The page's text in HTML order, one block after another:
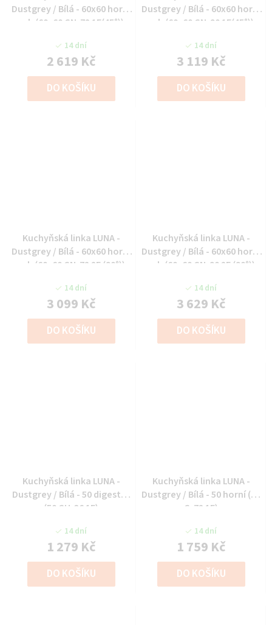
Dustgrey / Bílá - 60x60 horní
roh (60x60 GN-72 1F(45°))
14 dní
2 619 Kč
DO KOŠÍKU
Dustgrey / Bílá - 60x60 horní
roh (60x60 GN-90 1F(45°))
14 dní
3 119 Kč
DO KOŠÍKU
Kuchyňská linka LUNA -
Dustgrey / Bílá - 60x60 horní
roh (60x60 GN-72 2F (90°))
14 dní
3 099 Kč
DO KOŠÍKU
Kuchyňská linka LUNA -
Dustgrey / Bílá - 60x60 horní
roh (60x60 GN-90 2F (90°))
14 dní
3 629 Kč
DO KOŠÍKU
Kuchyňská linka LUNA -
Dustgrey / Bílá - 50 digestoř
(50 GU-36 1F)
14 dní
1 279 Kč
DO KOŠÍKU
Kuchyňská linka LUNA -
Dustgrey / Bílá - 50 horní (50
G-72 1F)
14 dní
1 759 Kč
DO KOŠÍKU